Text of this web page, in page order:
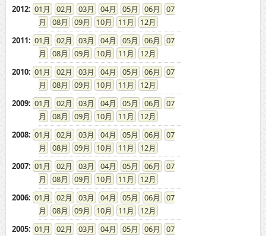
2012: 01 02 03 04 05 06
07
08
09 10 11
12
2011: 01 02 03 04 05 06
07
08
09 10 11
12
2010: 01 02 03 04 05 06
07
08
09 10 11
12
2009: 01 02 03 04 05 06
07
08
09 10 11
12
2008: 01 02 03 04 05 06
07
08
09 10 11
12
2007: 01 02 03 04 05 06
07
08
09 10 11
12
2006: 01 02 03 04 05 06
07
08
09 10 11
12
2005: 01 02 03 04 05 06
07